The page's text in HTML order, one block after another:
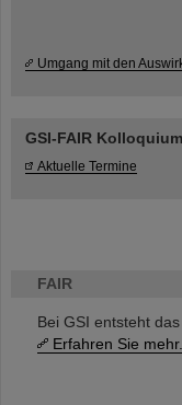
FAIR
Bei GSI entsteht
Erfahren Sie mehr.
Umgang mit den
GSI-FAIR Kolloquium
Aktuelle Termine